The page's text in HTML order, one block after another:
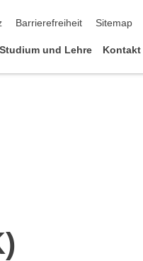
Barrierefreiheit Sitemap
Studium und Lehre